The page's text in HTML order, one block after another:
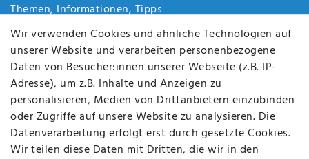
Themen, Informationen, Tipps
Jobs
Über uns
Kontakt
Datenschutz
AGB
FAQ
Batterieentsorgung
Altölverordnung
Impressum
Wir verwenden Cookies und ähnliche Technologien auf
unserer Website und verarbeiten personenbezogene
Daten von Besucher:innen unserer Webseite (z.B. IP-
Adresse), um z.B. Inhalte und Anzeigen zu
personalisieren, Medien von Drittanbietern einzubinden
oder Zugriffe auf unsere Website zu analysieren. Die
Datenverarbeitung erfolgt erst durch gesetzte Cookies.
Wir teilen diese Daten mit Dritten, die wir in den